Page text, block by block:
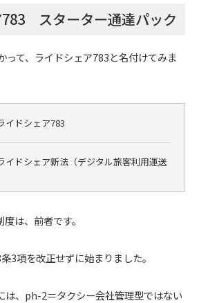
783 スターター通達パック
って、ライドシェア783と名付けてみま
ドシェア783
ドシェア新法（デジタル旅客利用運送
は、前者です。
3項を改正せずに始まりました。
は、ph-2＝タクシー会社管理型ではない